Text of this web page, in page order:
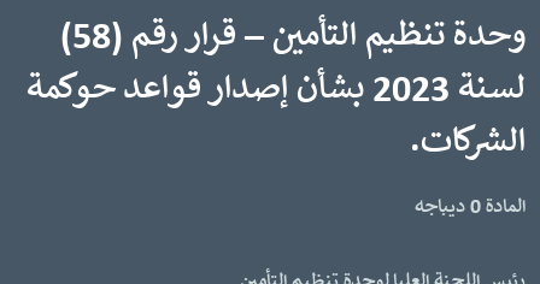
وحدة تنظيم التأمين – قرار رقم (58)
لسنة 2023 بشأن إصدار قواعد حوكمة
الشركات.
المادة 0 ديباجه